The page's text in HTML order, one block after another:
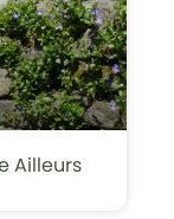
Ailleurs